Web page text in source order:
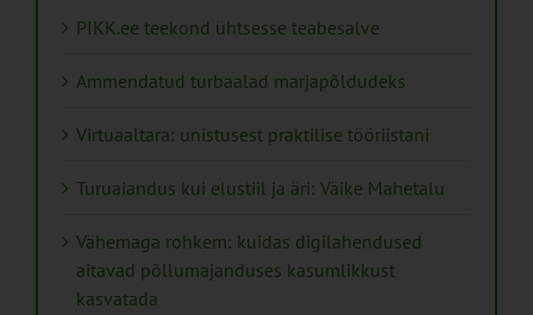
PIKK.ee teekond ühtsesse teabesalve
Ammendatud turbaalad marjapõldudeks
Virtuaaltara: unistusest praktilise tööriistani
Turuaiandus kui elustiil ja äri: Väike Mahetalu
Vähemaga rohkem: kuidas digilahendused
aitavad põllumajanduses kasumlikkust
kasvatada